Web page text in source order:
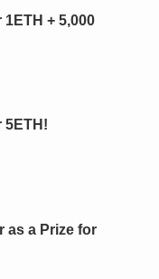
+ 5,000
5ETH!
as a Prize for